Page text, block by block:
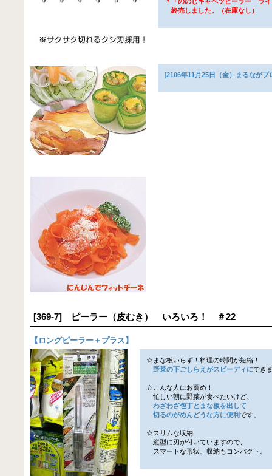
終売しました。（在庫なし）
[2106年11月25日（金）まるながブ
[369-7] ピーラー（皮むき） いろいろ！ ＃22
【 ロングピーラー＋プラス 】
☆まな板いらず！料理の時間が短縮！
野菜の下ごしらえがスピーディにでき
☆こんな人にお薦め！
忙しい朝に野菜が食べたいけど、
わざわざ包丁とまな板を出して
切るのがめんどうな方に便利です。
☆スリムな収納
縦型に刃が付いていますので、
スマートな形状、収納もコンパクト。